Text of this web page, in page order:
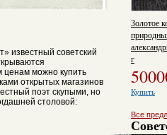
известный советский
ценам можно купить
открытых магазинов
поэт скупыми, но
столовой:
Золотое
г
Купить
Все